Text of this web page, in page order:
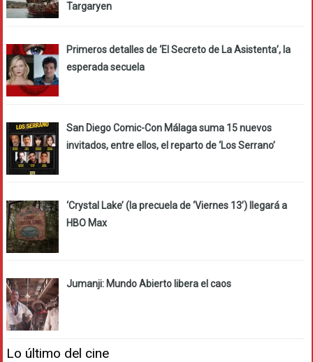
Targaryen
Primeros detalles de ‘El Secreto de La Asistenta’, la
esperada secuela
San Diego Comic-Con Málaga suma 15 nuevos
invitados, entre ellos, el reparto de ‘Los Serrano’
‘Crystal Lake’ (la precuela de ‘Viernes 13’) llegará a
HBO Max
Jumanji: Mundo Abierto libera el caos
Lo último del cine